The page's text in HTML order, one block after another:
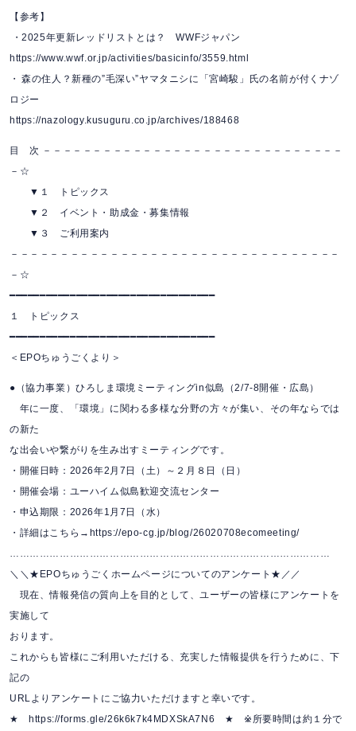
【参考】
・2025年更新レッドリストとは？ WWFジャパン
https://www.wwf.or.jp/activities/basicinfo/3559.html
・ 森の住人？新種の”毛深い”ヤマタニシに「宮崎駿」氏の名前が付くナゾ
ロジー
https://nazology.kusuguru.co.jp/archives/188468
目 次 －－－－－－－－－－－－－－－－－－－－－－－－－－－－－－
－☆
▼１ トピックス
▼２ イベント・助成金・募集情報
▼３ ご利用案内
－－－－－－－－－－－－－－－－－－－－－－－－－－－－－－－－－
－☆
━━━━━━━━━━━━━━━━━━━━━━━━━━━━━━━━━━
１ トピックス
━━━━━━━━━━━━━━━━━━━━━━━━━━━━━━━━━━
＜EPOちゅうごくより＞
●（協力事業）ひろしま環境ミーティングin似島（2/7-8開催・広島）
年に一度、「環境」に関わる多様な分野の方々が集い、その年ならでは
の新た
な出会いや繋がりを生み出すミーティングです。
・開催日時：2026年2月7日（土）～２月８日（日）
・開催会場：ユーハイム似島歓迎交流センター
・申込期限：2026年1月7日（水）
・詳細はこちら→https://epo-cg.jp/blog/26020708ecomeeting/
……………………………………………………………………………………
＼＼★EPOちゅうごくホームページについてのアンケート★／／
現在、情報発信の質向上を目的として、ユーザーの皆様にアンケートを
実施して
おります。
これからも皆様にご利用いただける、充実した情報提供を行うために、下
記の
URLよりアンケートにご協力いただけますと幸いです。
★ https://forms.gle/26k6k7k4MDXSkA7N6 ★ ※所要時間は約１分で